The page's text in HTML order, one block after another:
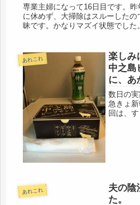
専業主婦になって16日目です。
に休めず、大掃除はスルーした
昧です。かなりマズイ状態でした
あれこれ
楽しみ
中之島
に、あ
ろ・・
数日の実
急きょ
回は、
あれこれ
夫の陰
た。